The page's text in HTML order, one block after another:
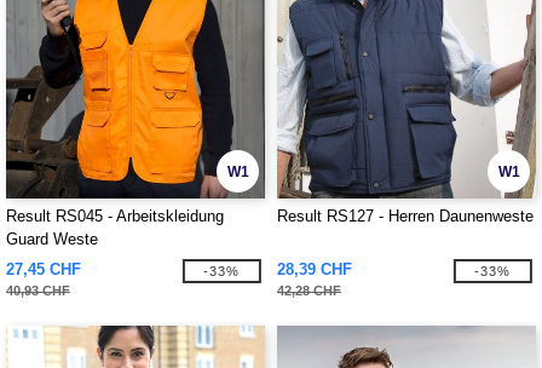
W1
Result RS045 - Arbeitskleidung
Guard Weste
27,45 CHF
40,93 CHF
-33%
W1
Result RS127 - Herren Daunenweste
28,39 CHF
42,28 CHF
-33%